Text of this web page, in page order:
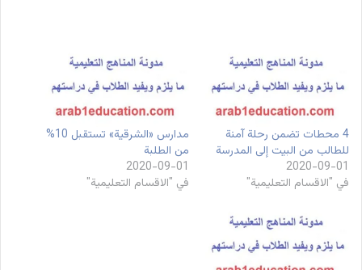
4 محطات تضمن رحلة آمنة
للطالب من البيت إلى المدرسة
2020-09-01
في "الاقسام التعليمية"
مدارس «الشرقية» تستقبل 10%
من الطلبة
2020-09-01
في "الاقسام التعليمية"